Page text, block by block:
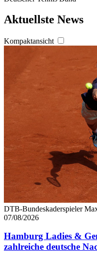
Aktuellste News
Kompaktansicht
DTB-Bundeskaderspieler
07/08/2026
Hamburg Ladies &
zahlreiche deutsche